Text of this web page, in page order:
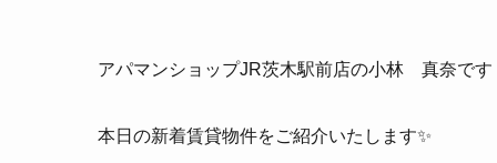
アパマンショップJR茨木駅前店の小林 真奈です
本日の新着賃貸物件をご紹介いたします✨